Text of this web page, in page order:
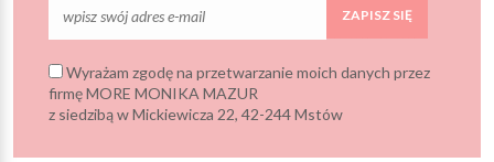
ZAPISZ SIĘ
Wyrażam zgodę na przetwarzanie moich danych przez
firmę MORE MONIKA MAZUR
z siedzibą w Mickiewicza 22, 42-244 Mstów